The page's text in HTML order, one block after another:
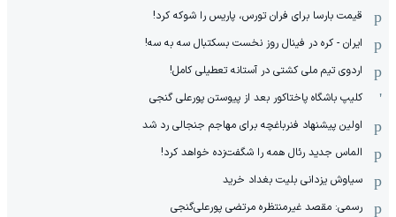
قیمت بارسا برای فران تورس، پاریس را شوکه کرد!
ایران - کره در فینال روز نخست بسکتبال سه به سه!
اردوی تیم ملی کشتی در آستانه تعطیلی کامل!
کلیپ باشگاه پاختاکور بعد از پیوستن پورعلی گنجی
اولین پیشنهاد فنرباغچه برای مهاجم جنجالی رد شد
الماس جدید رئال همه را شگفت‌زده خواهد کرد!
سیاوش یزدانی بلیت بغداد خرید
رسمی: مقصد غیرمنتظره مرتضی پورعلی‌گنجی